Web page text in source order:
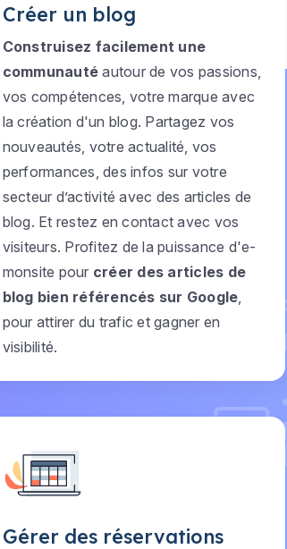
Créer un blog
Construisez facilement une
communauté autour de vos passions,
vos compétences, votre marque avec
la création d'un blog. Partagez vos
nouveautés, votre actualité, vos
performances, des infos sur votre
secteur d’activité avec des articles de
blog. Et restez en contact avec vos
visiteurs. Profitez de la puissance d'e-
monsite pour créer des articles de
blog bien référencés sur Google
pour attirer du trafic et gagner en
visibilité.
Gérer des réservations